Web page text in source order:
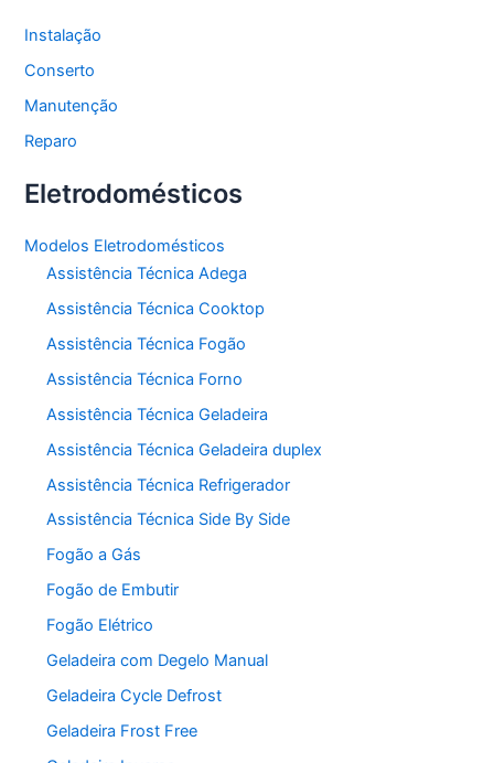
Instalação
Conserto
Manutenção
Reparo
Eletrodomésticos
Modelos Eletrodomésticos
Assistência Técnica Adega
Assistência Técnica Cooktop
Assistência Técnica Fogão
Assistência Técnica Forno
Assistência Técnica Geladeira
Assistência Técnica Geladeira duplex
Assistência Técnica Refrigerador
Assistência Técnica Side By Side
Fogão a Gás
Fogão de Embutir
Fogão Elétrico
Geladeira com Degelo Manual
Geladeira Cycle Defrost
Geladeira Frost Free